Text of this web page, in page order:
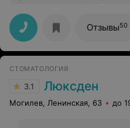
деликатное отношение к
лечение. Большое спасибо.
Отзывы50
СТОМАТОЛОГИЯ
3.1 Люксден
Могилев, Ленинская, 63 до